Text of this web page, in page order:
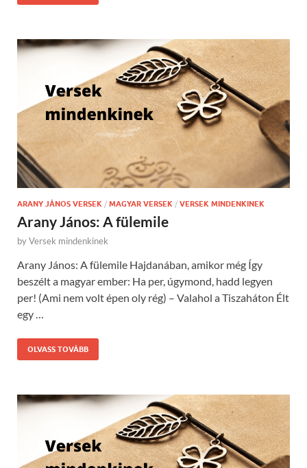
ARANY JÁNOS VERSEK / MAGYAR VERSEK / VERSEK MINDENKINEK
Arany János: A fülemile
byVersek mindenkinek
Arany János: A fülemile Hajdanában, amikor még Így
beszélt a magyar ember: Ha per, úgymond, hadd legyen
per! (Ami nem volt épen oly rég) – Valahol a Tiszaháton Élt
egy …
OLVASS TOVÁBB